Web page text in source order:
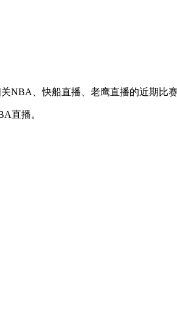
、快船直播、老鹰直播的近期比
直播。